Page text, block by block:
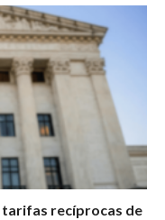
tarifas recíprocas de